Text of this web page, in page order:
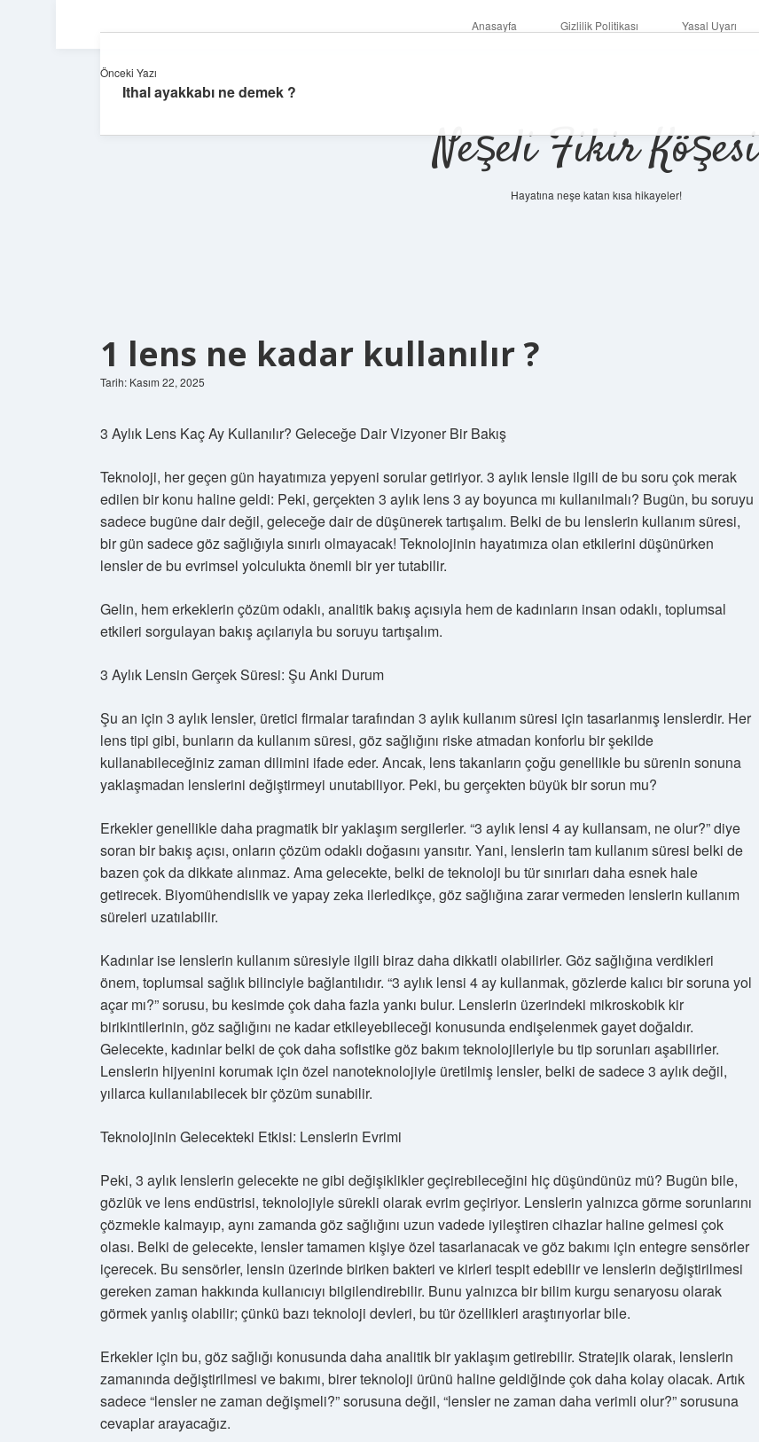
Anasayfa Gizlilik Politikası Yasal Uyarı
Neşeli Fikir Köşesi
Hayatına neşe katan kısa hikayeler!
1 lens ne kadar kullanılır ?
Tarih: Kasım 22, 2025
3 Aylık Lens Kaç Ay Kullanılır? Geleceğe Dair Vizyoner Bir Bakış
Teknoloji, her geçen gün hayatımıza yepyeni sorular getiriyor. 3 aylık lensle ilgili de bu soru çok merak
edilen bir konu haline geldi: Peki, gerçekten 3 aylık lens 3 ay boyunca mı kullanılmalı? Bugün, bu soruyu
sadece bugüne dair değil, geleceğe dair de düşünerek tartışalım. Belki de bu lenslerin kullanım süresi,
bir gün sadece göz sağlığıyla sınırlı olmayacak! Teknolojinin hayatımıza olan etkilerini düşünürken
lensler de bu evrimsel yolculukta önemli bir yer tutabilir.
Gelin, hem erkeklerin çözüm odaklı, analitik bakış açısıyla hem de kadınların insan odaklı, toplumsal
etkileri sorgulayan bakış açılarıyla bu soruyu tartışalım.
3 Aylık Lensin Gerçek Süresi: Şu Anki Durum
Şu an için 3 aylık lensler, üretici firmalar tarafından 3 aylık kullanım süresi için tasarlanmış lenslerdir. Her
lens tipi gibi, bunların da kullanım süresi, göz sağlığını riske atmadan konforlu bir şekilde
kullanabileceğiniz zaman dilimini ifade eder. Ancak, lens takanların çoğu genellikle bu sürenin sonuna
yaklaşmadan lenslerini değiştirmeyi unutabiliyor. Peki, bu gerçekten büyük bir sorun mu?
Erkekler genellikle daha pragmatik bir yaklaşım sergilerler. “3 aylık lensi 4 ay kullansam, ne olur?” diye
soran bir bakış açısı, onların çözüm odaklı doğasını yansıtır. Yani, lenslerin tam kullanım süresi belki de
bazen çok da dikkate alınmaz. Ama gelecekte, belki de teknoloji bu tür sınırları daha esnek hale
getirecek. Biyomühendislik ve yapay zeka ilerledikçe, göz sağlığına zarar vermeden lenslerin kullanım
süreleri uzatılabilir.
Kadınlar ise lenslerin kullanım süresiyle ilgili biraz daha dikkatli olabilirler. Göz sağlığına verdikleri
önem, toplumsal sağlık bilinciyle bağlantılıdır. “3 aylık lensi 4 ay kullanmak, gözlerde kalıcı bir soruna yol
açar mı?” sorusu, bu kesimde çok daha fazla yankı bulur. Lenslerin üzerindeki mikroskobik kir
birikintilerinin, göz sağlığını ne kadar etkileyebileceği konusunda endişelenmek gayet doğaldır.
Gelecekte, kadınlar belki de çok daha sofistike göz bakım teknolojileriyle bu tip sorunları aşabilirler.
Lenslerin hijyenini korumak için özel nanoteknolojiyle üretilmiş lensler, belki de sadece 3 aylık değil,
yıllarca kullanılabilecek bir çözüm sunabilir.
Teknolojinin Gelecekteki Etkisi: Lenslerin Evrimi
Peki, 3 aylık lenslerin gelecekte ne gibi değişiklikler geçirebileceğini hiç düşündünüz mü? Bugün bile,
gözlük ve lens endüstrisi, teknolojiyle sürekli olarak evrim geçiriyor. Lenslerin yalnızca görme sorunlarını
çözmekle kalmayıp, aynı zamanda göz sağlığını uzun vadede iyileştiren cihazlar haline gelmesi çok
olası. Belki de gelecekte, lensler tamamen kişiye özel tasarlanacak ve göz bakımı için entegre sensörler
içerecek. Bu sensörler, lensin üzerinde biriken bakteri ve kirleri tespit edebilir ve lenslerin değiştirilmesi
gereken zaman hakkında kullanıcıyı bilgilendirebilir. Bunu yalnızca bir bilim kurgu senaryosu olarak
görmek yanlış olabilir; çünkü bazı teknoloji devleri, bu tür özellikleri araştırıyorlar bile.
Erkekler için bu, göz sağlığı konusunda daha analitik bir yaklaşım getirebilir. Stratejik olarak, lenslerin
zamanında değiştirilmesi ve bakımı, birer teknoloji ürünü haline geldiğinde çok daha kolay olacak. Artık
sadece “lensler ne zaman değişmeli?” sorusuna değil, “lensler ne zaman daha verimli olur?” sorusuna
cevaplar arayacağız.
Önceki Yazı
Ithal ayakkabı ne demek ?